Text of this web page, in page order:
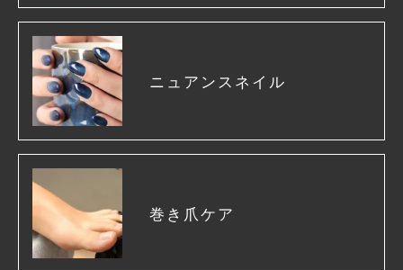
ニュアンスネイル
巻き爪ケア